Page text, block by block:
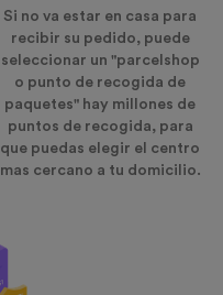
Si no va estar en casa para
recibir su pedido, puede
seleccionar un "parcelshop
o punto de recogida de
paquetes" hay millones de
puntos de recogida, para
que puedas elegir el centro
mas cercano a tu domicilio.